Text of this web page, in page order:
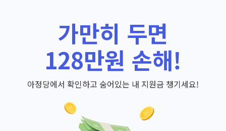
가만히 두면
128만원 손해!
아정당에서 확인하고 숨어있는 내 지원금 챙기세요!